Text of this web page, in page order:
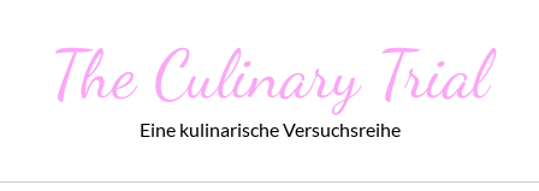
The Culinary Trial
Eine kulinarische Versuchsreihe